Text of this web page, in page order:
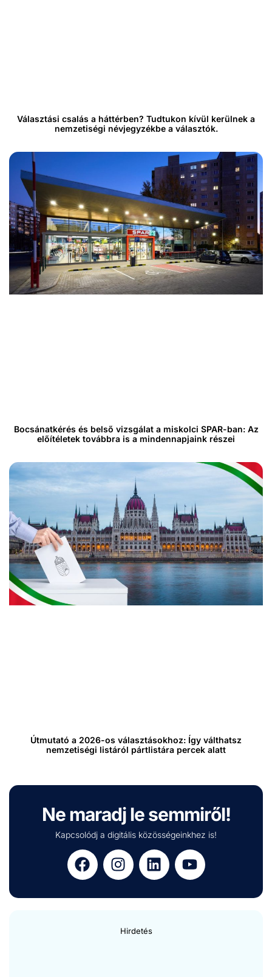
Választási csalás a háttérben? Tudtukon kívül kerülnek a
nemzetiségi névjegyzékbe a választók.
Bocsánatkérés és belső vizsgálat a miskolci SPAR-ban: Az
előítéletek továbbra is a mindennapjaink részei
Útmutató a 2026-os választásokhoz: Így válthatsz
nemzetiségi listáról pártlistára percek alatt
Ne maradj le semmiről!
Kapcsolódj a digitális közösségeinkhez is!
Hirdetés